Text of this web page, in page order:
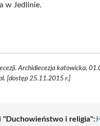
w Jedlinie.
Archidiecezja katowicka,
[dostęp 25.11.2015 r.]
"Duchowieństwo i religia":